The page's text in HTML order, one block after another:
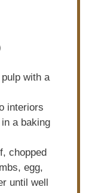
with a
interiors
a baking
chopped
egg,
until well